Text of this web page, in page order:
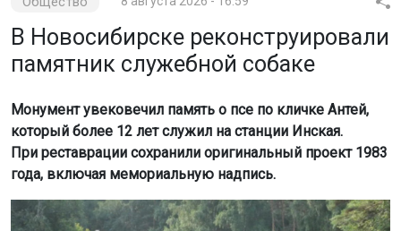
В Новосибирске реконструировали
памятник служебной собаке
Монумент увековечил память о псе по кличке Антей,
который более 12 лет служил на станции Инская.
При реставрации сохранили оригинальный проект 1983
года, включая мемориальную надпись.